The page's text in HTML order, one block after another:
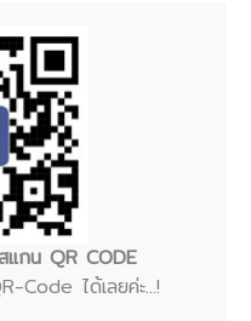
แกน QR CODE
Code ได้เลยค่ะ...!